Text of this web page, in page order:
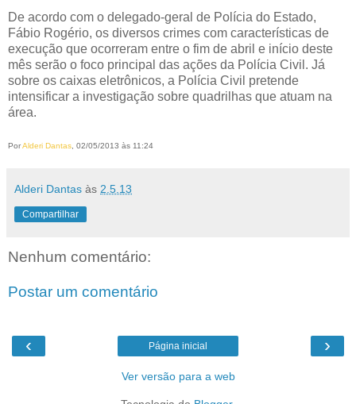
De acordo com o delegado-geral de Polícia do Estado,
Fábio Rogério, os diversos crimes com características de
execução que ocorreram entre o fim de abril e início deste
mês serão o foco principal das ações da Polícia Civil. Já
sobre os caixas eletrônicos, a Polícia Civil pretende
intensificar a investigação sobre quadrilhas que atuam na
área.
PorAlderi Dantas, 02/05/2013 às 11:24
Alderi Dantas às 2.5.13
Compartilhar
Nenhum comentário:
Postar um comentário
‹ ›
Página inicial
Ver versão para a web